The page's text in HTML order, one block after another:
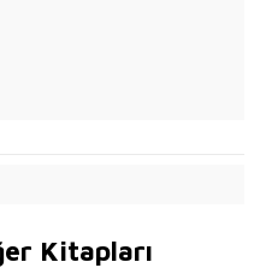
Kitapları